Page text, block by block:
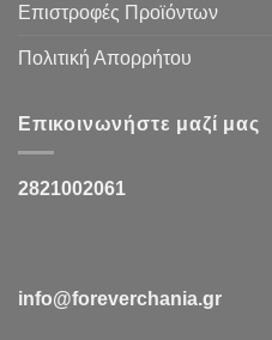
Επιστροφές Προϊόντων
Πολιτική Απορρήτου
Επικοινωνήστε μαζί μας
2821002061
info@foreverchania.gr